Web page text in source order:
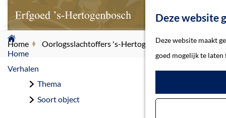
Deze website
Deze website maakt
goed mogelijk te laten
G
a
n
Home
Verhalen
Thema
Soort object
Home Oorlogsslachtoffers 's-Hertogenbosch Maurer,